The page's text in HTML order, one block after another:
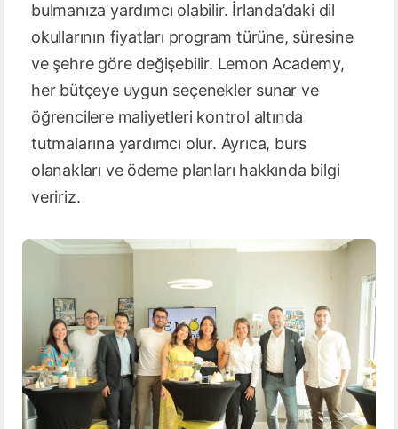
bulmanıza yardımcı olabilir. İrlanda’daki dil
okullarının fiyatları program türüne, süresine
ve şehre göre değişebilir. Lemon Academy,
her bütçeye uygun seçenekler sunar ve
öğrencilere maliyetleri kontrol altında
tutmalarına yardımcı olur. Ayrıca, burs
olanakları ve ödeme planları hakkında bilgi
veririz.